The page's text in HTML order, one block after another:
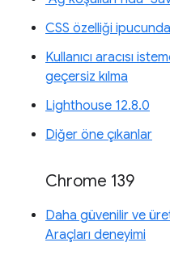
CSS özelliği
Kullanıcı aracısı
geçersiz kılma
Lighthouse 12.8.0
Diğer öne çıkanlar
Chrome 139
Daha güvenilir ve
Araçları deneyimi